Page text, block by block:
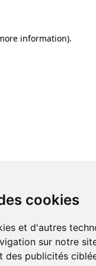
cookies
et d'autres
sur notre
des publicités
information).